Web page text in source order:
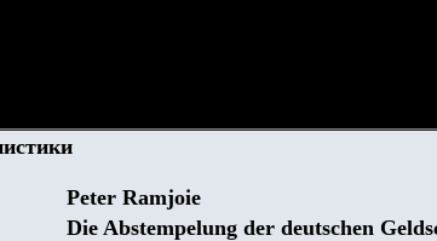
Peter Ramjoie
Die Abstempelung der deutschen